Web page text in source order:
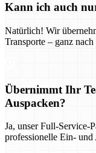
Kann ich auch
Natürlich! Wir
Transporte – ganz
Übernimmt Ihr
Auspacken?
Ja, unser Full-Service-
professionelle Ein- und